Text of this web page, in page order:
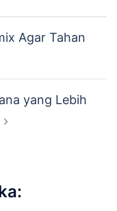
Agar Tahan
yang Lebih